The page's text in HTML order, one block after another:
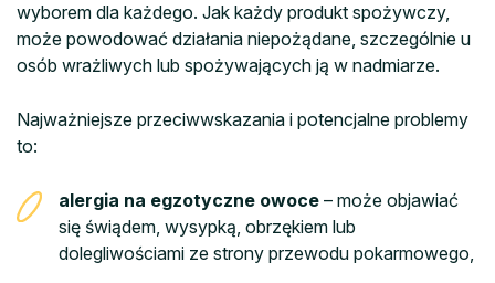
wyborem dla każdego. Jak każdy produkt spożywczy,
może powodować działania niepożądane, szczególnie u
osób wrażliwych lub spożywających ją w nadmiarze.
Najważniejsze przeciwwskazania i potencjalne problemy
to:
alergia na egzotyczne owoce – może objawiać
się świądem, wysypką, obrzękiem lub
dolegliwościami ze strony przewodu pokarmowego,